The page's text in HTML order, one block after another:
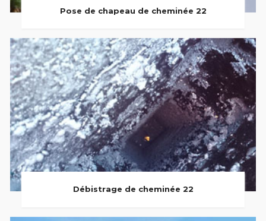
Pose de chapeau de cheminée 22
Débistrage de cheminée 22